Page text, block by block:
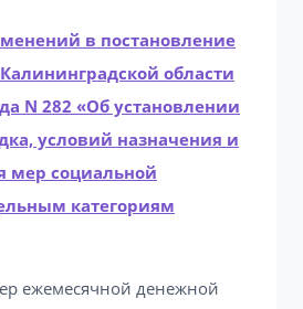
в постановление
области
N 282 «Об установлении
условий назначения и
мер социальной
категориям
ежемесячной денежной